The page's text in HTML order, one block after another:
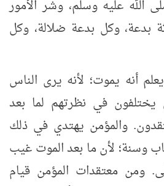
عليه وسلم، وشر الأمور
بدعة، وكل بدعة ضلالة، وكل
أنه يموت؛ لأنه يرى الناس
يختلفون في نظرتهم لما بعد
والمؤمن يهتدي في ذلك
وسنة؛ لأن ما بعد الموت غيب
ومن معتقدات المؤمن قيام